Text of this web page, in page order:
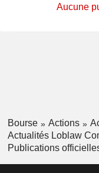
Aucune
Bourse Actions
Actualités Loblaw
Publications